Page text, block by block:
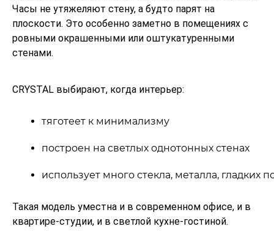
Часы не утяжеляют стену, а будто парят на
плоскости. Это особенно заметно в помещениях с
ровными окрашенными или оштукатуренными
стенами.
CRYSTAL выбирают, когда интерьер:
тяготеет к минимализму
построен на светлых однотонных стенах
использует много стекла, металла, гладких
Такая модель уместна и в современном офисе, и в
квартире‑студии, и в светлой кухне‑гостиной.